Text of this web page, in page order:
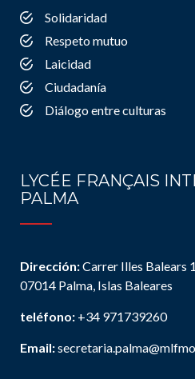
Solidaridad
Respeto mutuo
Laicidad
Ciudadanía
Diálogo entre culturas
LYCÉE FRANÇAIS
PALMA
Dirección:Carrer Illes Balears
07014 Palma, Islas Baleares
teléfono: +34 971739260
Email: